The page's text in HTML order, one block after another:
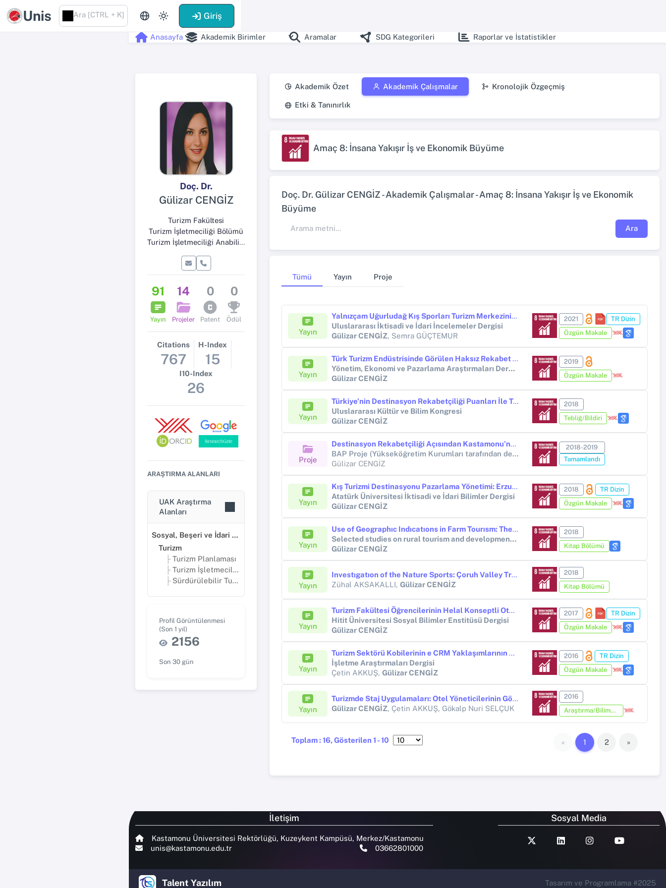
Unis Ara [CTRL + K] Giriş
Anasayfa Akademik Birimler Aramalar SDG Kategorileri Raporlar ve İstatistikler
Doç. Dr.
Gülizar CENGİZ
Turizm Fakültesi
Turizm İşletmeciliği Bölümü
Turizm İşletmeciliği Anabilim Dalı
91
Yayın
14
Projeler
0
Patent
0
Ödül
Citations
767
H-Index
15
I10-Index
26
ARAŞTIRMA ALANLARI
UAK Araştırma
Alanları
Sosyal, Beşeri ve İdari Bilimler
Turizm
Turizm Planlaması
Turizm İşletmeciliği
Sürdürülebilir Turizm
Profil Görüntülenmesi
(Son 1 yıl)
2156
Son 30 gün
Akademik Özet Akademik Çalışmalar Kronolojik Özgeçmiş
Etki & Tanınırlık
Amaç 8: İnsana Yakışır İş ve Ekonomik Büyüme
Doç. Dr. Gülizar CENGİZ - Akademik Çalışmalar - Amaç 8: İnsana Yakışır İş ve Ekonomik
Büyüme
Ara
Tümü Yayın Proje
Yayın
Yalnızçam Uğurludağ Kış Sporları Turizm Merkezinin Potansiyeli ve Bölge Ekonomisine Etkisine Yönelik Paydaş Görüşlerinin Değerlendirilmesi
Uluslararası İktisadi ve İdari İncelemeler Dergisi
Gülizar CENGİZ, Semra GÜÇTEMUR
2021
TR Dizin
Özgün Makale
Yayın
Türk Turizm Endüstrisinde Görülen Haksız Rekabet Hallerinin Değerlendirilmesi
Yönetim, Ekonomi ve Pazarlama Araştırmaları Dergisi
Gülizar CENGİZ
2019
Özgün Makale
Yayın
Türkiye’nin Destinasyon Rekabetçiliği Puanları İle Temel Makroekonomik Göstergeler ve Turizm Verileri Arasındaki İlişkinin Değerlendirilmesi
Uluslararası Kültür ve Bilim Kongresi
Gülizar CENGİZ
2018
Tebliğ/Bildiri
Proje
Destinasyon Rekabetçiliği Açısından Kastamonu’nun Temel, Destekleyici ve Potansiyel Turistik Ürün Çeşitlerinin Tespit Edilerek Bir Rehber Kitap Çıkarılması
BAP Proje (Yükseköğretim Kurumları tarafından destekli bilimsel araştırma projesi)
Gülizar CENGİZ
2018-2019
Tamamlandı
Yayın
Kış Turizmi Destinasyonu Pazarlama Yönetimi: Erzurum Örneği
Atatürk Üniversitesi İktisadi ve İdari Bilimler Dergisi
Gülizar CENGİZ
2018
TR Dizin
Özgün Makale
Yayın
Use of Geographıc Indıcatıons in Farm Tourısm: The Caseof Southern Marmara
Selected studies on rural tourism and development. Cambridge Scholar Publishing
Gülizar CENGİZ
2018
Kitap Bölümü
Yayın
Investıgatıon of the Nature Sports: Çoruh Valley Trekking Routes
Zühal AKSAKALLI, Gülizar CENGİZ
2018
Kitap Bölümü
Yayın
Turizm Fakültesi Öğrencilerinin Helal Konseptli Otellere Bakış Açısı
Hitit Üniversitesi Sosyal Bilimler Enstitüsü Dergisi
Gülizar CENGİZ
2017
TR Dizin
Özgün Makale
Yayın
Turizm Sektörü Kobilerinin e CRM Yaklaşımlarının Değerlendirilmesi ve KOBİ Özelliklerine Göre Farklılıklarının İncelenmesi
İşletme Araştırmaları Dergisi
Çetin AKKUŞ, Gülizar CENGİZ
2016
TR Dizin
Özgün Makale
Yayın
Turizmde Staj Uygulamaları: Otel Yöneticilerinin Görüşlerinin Değerlendirilmesine Yönelik İstanbul ve Antalya İllerinde Bir Araştırma
Gülizar CENGİZ, Çetin AKKUŞ, Gökalp Nuri SELÇUK
2016
Araştırma/Bilimsel Kitap (Tez Hariç)
Toplam : 16, Gösterilen 1 - 10 « 1 2 »
İletişim
Kastamonu Üniversitesi Rektörlüğü, Kuzeykent Kampüsü, Merkez/Kastamonu
unis@kastamonu.edu.tr
03662801000
Sosyal Media
Talent Yazılım Tasarım ve Programlama #2025